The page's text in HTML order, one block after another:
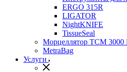
ERGO 315R
LIGATOR
NightKNIFE
TissueSeal
Морцеллятор ТСМ 3000
MetraBag
Услуги